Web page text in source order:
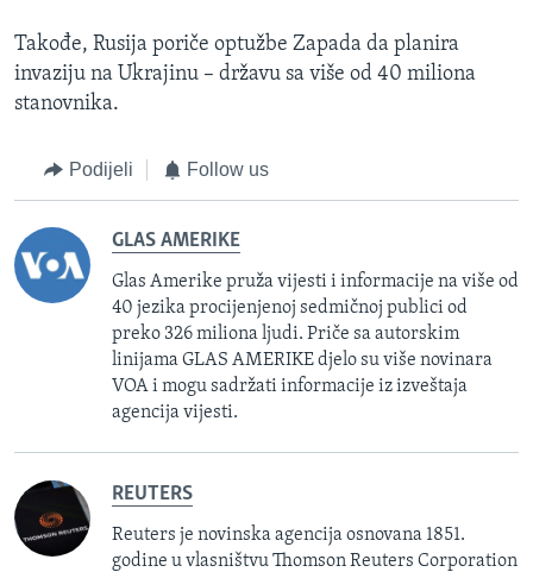
Takođe, Rusija poriče optužbe Zapada da planira
invaziju na Ukrajinu – državu sa više od 40 miliona
stanovnika.
Podijeli Follow us
GLAS AMERIKE
Glas Amerike pruža vijesti i informacije na više od
40 jezika procijenjenoj sedmičnoj publici od
preko 326 miliona ljudi. Priče sa autorskim
linijama GLAS AMERIKE djelo su više novinara
VOA i mogu sadržati informacije iz izveštaja
agencija vijesti.
REUTERS
Reuters je novinska agencija osnovana 1851.
godine u vlasništvu Thomson Reuters Corporation